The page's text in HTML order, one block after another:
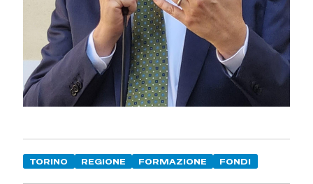
TORINO REGIONE FORMAZIONE FONDI